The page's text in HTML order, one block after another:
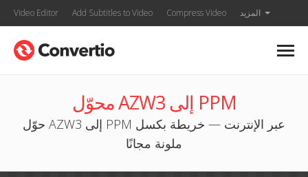
Video Editor Add Subtitles to Video Compress Video المزيد
محوّل AZW3 إلى PPM
حوّل AZW3 إلى PPM عبر الإنترنت — خريطة بكسل
ملونة مجانًا